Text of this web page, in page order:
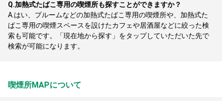
Q.加熱式たばこ専用の喫煙所も探すことができますか？
A. はい、プルームなどの加熱式たばこ専用の喫煙所や、加熱式た
ばこ専用の喫煙スペースを設けたカフェや居酒屋などに絞った検
索も可能です。「現在地から探す」をタップしていただいた先で
検索が可能になります。
喫煙所MAPについて